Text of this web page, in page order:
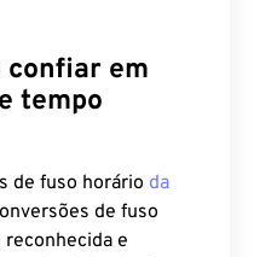
confiar em
tempo
de fuso horário da
de fuso
reconhecida e